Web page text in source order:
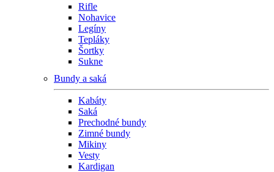
Rifle
Nohavice
Legíny
Tepláky
Šortky
Sukne
Bundy a saká
Kabáty
Saká
Prechodné bundy
Zimné bundy
Mikiny
Vesty
Kardigan